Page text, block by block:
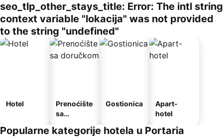
seo_tlp_other_stays_title: Error: The intl string
context variable "lokacija" was not provided
to the string "undefined"
Hotel
Prenoćište
sa
Gostionica
Apart-
hotel
Popularne kategorije hotela u Portaria